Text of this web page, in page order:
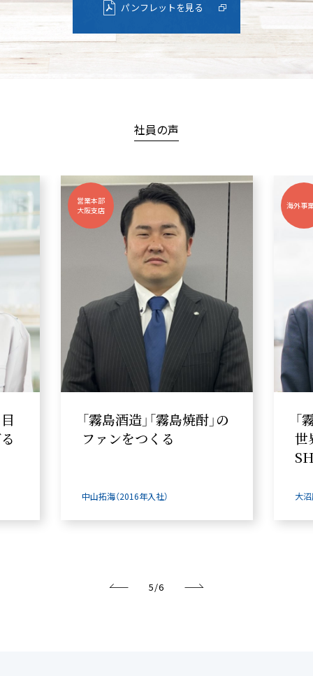
パンフレットを見る
社員の声
営業本部
大阪支店
「霧島酒造」「霧島焼酎」の
ファンをつくる
中山拓海（2016年入社）
海外事
「
世
大沼
5/6